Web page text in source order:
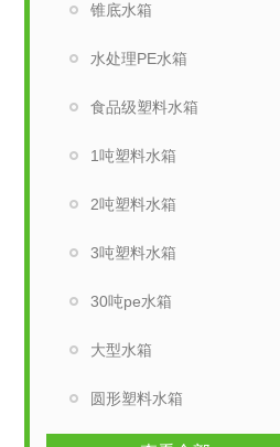
锥底水箱
水处理PE水箱
食品级塑料水箱
1吨塑料水箱
2吨塑料水箱
3吨塑料水箱
30吨pe水箱
大型水箱
圆形塑料水箱